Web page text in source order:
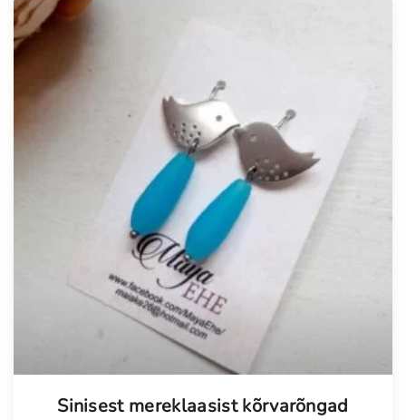
Sinisest mereklaasist kõrvarõngad